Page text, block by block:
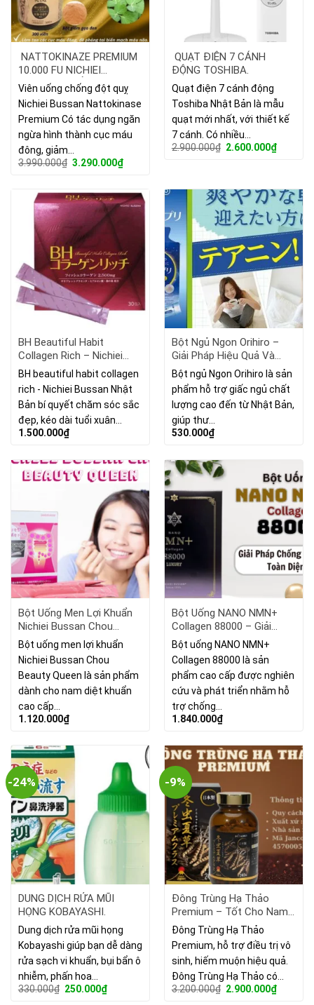
NATTOKINAZE PREMIUM
10.000 FU NICHIEI
BUSSAN – GIẢI PHÁP
NGĂN NGỪA ĐỘT QUỴ.
Viên uống chống đột quỵ
Nichiei Bussan Nattokinase
Premium Có tác dụng ngăn
ngừa hình thành cục máu
đông, giảm…
3.990.000₫ Giá
3.990.000₫.
3.290.000₫Giá
hiện
là:
3.290.000₫.
QUẠT ĐIỆN 7 CÁNH
ĐỘNG TOSHIBA.
Quạt điện 7 cánh động
Toshiba Nhật Bản là mẫu
quạt mới nhất, với thiết kế
7 cánh. Có nhiều…
2.900.000₫ Giá
2.600.000₫Giá
hiện
BH Beautiful Habit
Collagen Rich – Nichiei
Bussan Nhật Bản 30 Gói
BH beautiful habit collagen
rich - Nichiei Bussan Nhật
Bản bí quyết chăm sóc sắc
đẹp, kéo dài tuổi xuân…
1.500.000₫
Bột Ngủ Ngon Orihiro –
Giải Pháp Hiệu Quả Và
Tiện Lợi Cho Giấc Ngủ
Của Bạn
Bột ngủ Ngon Orihiro là sản
phẩm hỗ trợ giấc ngủ chất
lượng cao đến từ Nhật Bản,
giúp thư…
530.000₫
Bột Uống Men Lợi Khuẩn
Nichiei Bussan Chou
Beauty Queen: Tăng
Cường Sức Khỏe Và Vẻ
Đẹp
Bột uống men lợi khuẩn
Nichiei Bussan Chou
Beauty Queen là sản phẩm
dành cho nam diệt khuẩn
cao cấp…
1.120.000₫
Bột Uống NANO NMN+
Collagen 88000 – Giải
Pháp Chống Lão Hóa
Toàn Diện
Bột uống NANO NMN+
Collagen 88000 là sản
phẩm cao cấp được nghiên
cứu và phát triển nhằm hỗ
trợ chống…
1.840.000₫
-24%
DUNG DỊCH RỬA MŨI
HỌNG KOBAYASHI.
Dung dịch rửa mũi họng
Kobayashi giúp bạn dễ dàng
rửa sạch vi khuẩn, bụi bẩn ô
nhiễm, phấn hoa…
330.000₫ Giá
250.000₫Giá
hiện
-9%
Đông Trùng Hạ Thảo
Premium – Tốt Cho Nam
Giới.
Đông Trùng Hạ Thảo
Premium, hỗ trợ điều trị vô
sinh, hiếm muộn hiệu quả.
Đông Trùng Hạ Thảo có…
3.200.000₫ Giá
2.900.000₫Giá
hiện